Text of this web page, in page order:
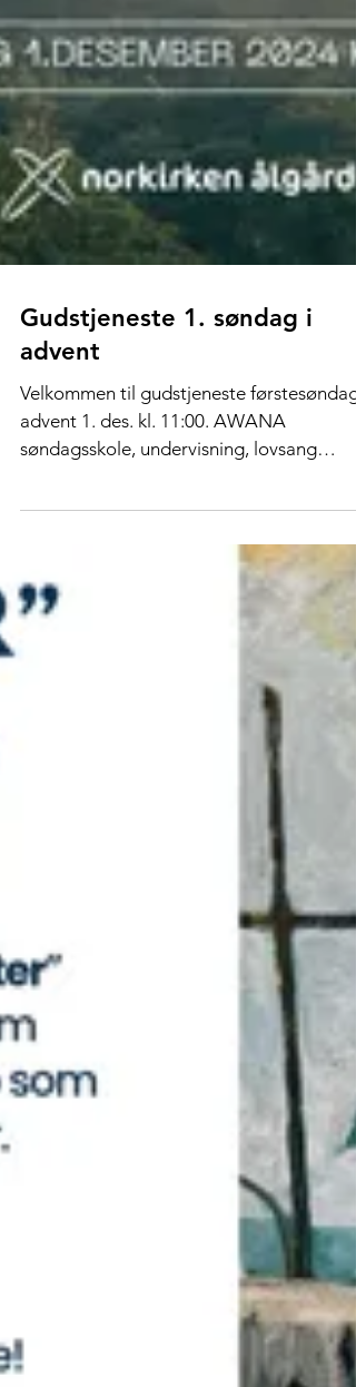
Gudstjeneste 1. søndag i
advent
Velkommen til gudstjeneste førstesøndag i
advent 1. des. kl. 11:00. AWANA
ispedd julesanger og godt...